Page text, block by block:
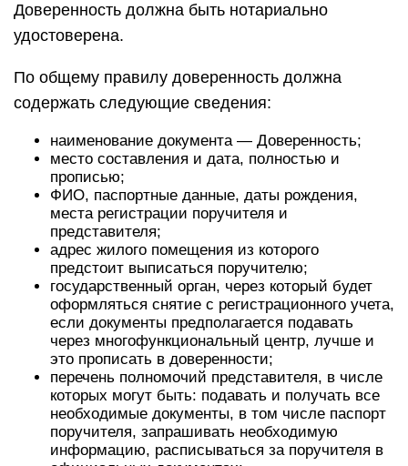
Доверенность должна быть нотариально
удостоверена.
По общему правилу доверенность должна
содержать следующие сведения:
наименование документа — Доверенность;
место составления и дата, полностью и
прописью;
ФИО, паспортные данные, даты рождения,
места регистрации поручителя и
представителя;
адрес жилого помещения из которого
предстоит выписаться поручителю;
государственный орган, через который будет
оформляться снятие с регистрационного учета,
если документы предполагается подавать
через многофункциональный центр, лучше и
это прописать в доверенности;
перечень полномочий представителя, в числе
которых могут быть: подавать и получать все
необходимые документы, в том числе паспорт
поручителя, запрашивать необходимую
информацию, расписываться за поручителя в